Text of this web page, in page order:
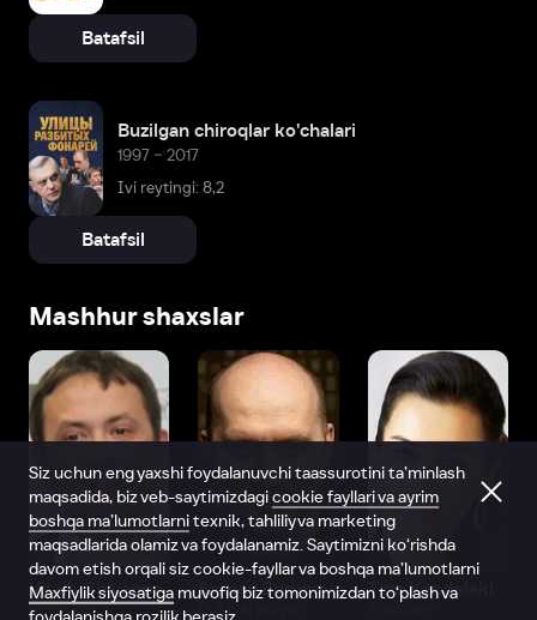
Batafsil
Buzilgan chiroqlar ko'chalari
1997 – 2017
Ivi reytingi: 8,2
Batafsil
Mashhur shaxslar
Vitaliy Shlyappo
Produser
Sergey Burunov
Dublyaj aktyori
Tina Kandelaki
Produser
Siz uchun eng yaxshi foydalanuvchi taassurotini ta’minlash
maqsadida, biz veb-saytimizdagicookie fayllari va ayrim
boshqa ma’lumotlarnitexnik, tahliliy va marketing
maqsadlarida olamiz va foydalanamiz. Saytimizni ko‘rishda
davom etish orqali siz cookie-fayllar va boshqa ma’lumotlarni
Maxfiylik siyosatiga muvofiq biz tomonimizdan to‘plash va